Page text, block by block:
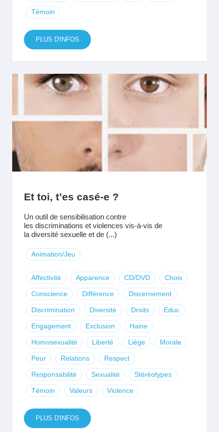
Témoin
PLUS D'INFOS
Et toi, t’es casé-e ?
Un outil de sensibilisation contre
les discriminations et violences vis-à-vis de
la diversité sexuelle et de (...)
Animation/Jeu
Affectivité Apparence CD/DVD Choix
Conscience Différence Discernement
Discrimination Diversité Droits Educ
Engagement Exclusion Haine
Homosexualité Liberté Liège Morale
Peur Relations Respect
Responsabilité Sexualité Stéréotypes
Témoin Valeurs Violence
PLUS D'INFOS